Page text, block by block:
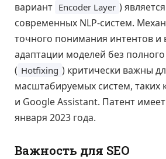
вариант Encoder Layer )
современных NLP-систем.
точного понимания интентов и
адаптации моделей без
( Hotfixing ) критически важны
масштабируемых систем, таких
и Google Assistant. Патент
января 2023 года.
Важность для SEO